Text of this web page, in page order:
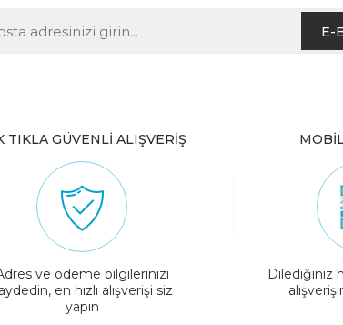
E-
TIKLA GÜVENLİ ALIŞVERİŞ
ve ödeme bilgilerinizi
en hızlı alışverişi siz
yapın
Dilediğiniz